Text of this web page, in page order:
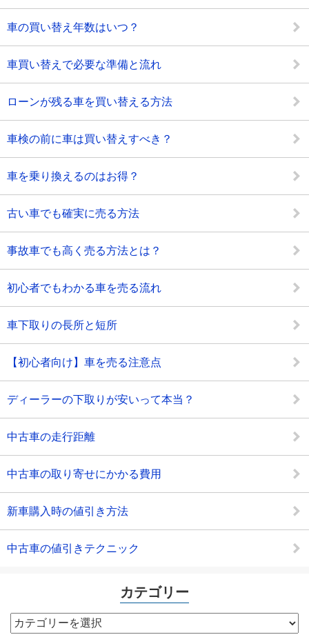
車の買い替え年数はいつ？
車買い替えで必要な準備と流れ
ローンが残る車を買い替える方法
車検の前に車は買い替えすべき？
車を乗り換えるのはお得？
古い車でも確実に売る方法
事故車でも高く売る方法とは？
初心者でもわかる車を売る流れ
車下取りの長所と短所
【初心者向け】車を売る注意点
ディーラーの下取りが安いって本当？
中古車の走行距離
中古車の取り寄せにかかる費用
新車購入時の値引き方法
中古車の値引きテクニック
カテゴリー
カ